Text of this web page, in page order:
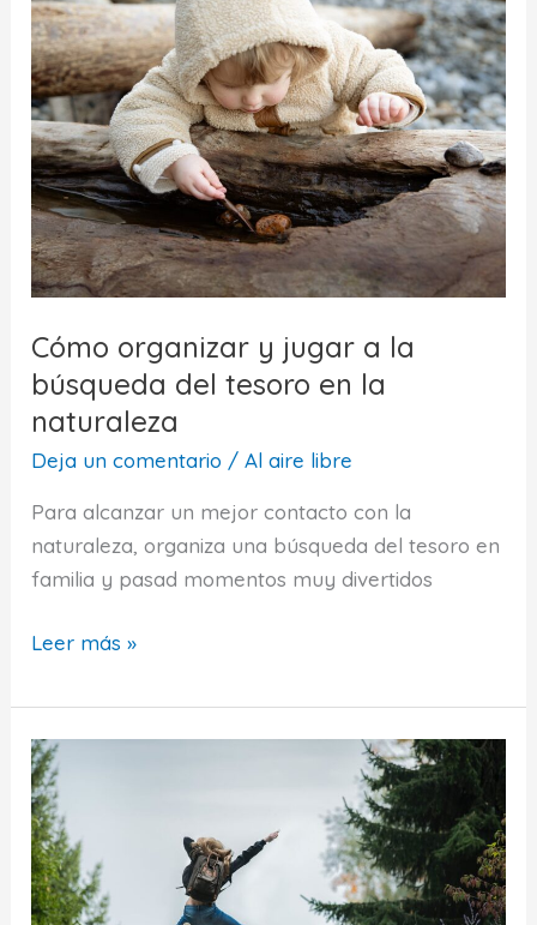
cuaderno
de
campo
para
niños
Cómo organizar y jugar a la
búsqueda del tesoro en la
naturaleza
Deja un comentario /Al aire libre
Para alcanzar un mejor contacto con la
naturaleza, organiza una búsqueda del tesoro en
familia y pasad momentos muy divertidos
Cómo
y
jugar
a
la
búsqueda
del
tesoro
Leer más »